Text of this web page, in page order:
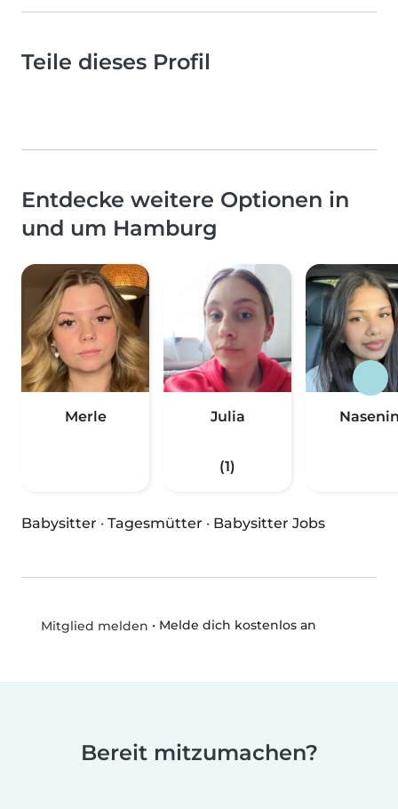
Teile dieses Profil
Entdecke weitere Optionen in
und um Hamburg
Merle Julia
(1)
Babysitter · Tagesmütter · Babysitter Jobs
Mitglied melden • Melde dich kostenlos an
Bereit mitzumachen?